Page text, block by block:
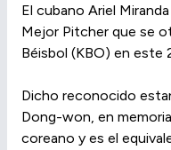
El cubano Ariel
Mejor Pitcher que se
Béisbol (KBO) en este
Dicho reconocido
Dong-won, en
coreano y es el